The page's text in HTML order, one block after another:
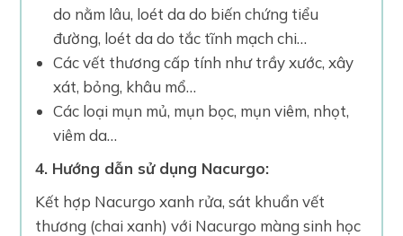
do nằm lâu, loét da do biến chứng tiểu
đường, loét da do tắc tĩnh mạch chi…
Các vết thương cấp tính như trầy xước, xây
xát, bỏng, khâu mổ…
Các loại mụn mủ, mụn bọc, mụn viêm, nhọt,
viêm da…
4. Hướng dẫn sử dụng Nacurgo:
Kết hợp Nacurgo xanh rửa, sát khuẩn vết
thương (chai xanh) với Nacurgo màng sinh học